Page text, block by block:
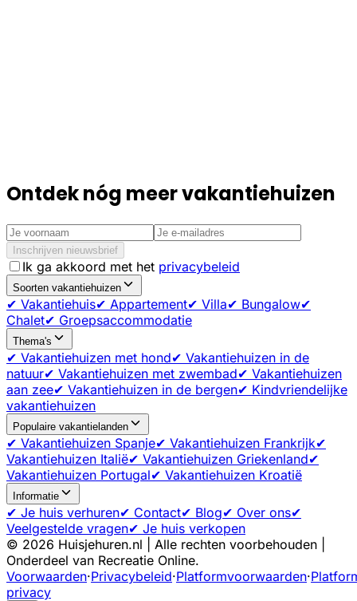
Ontdek nóg meer vakantiehuizen
Inschrijven nieuwsbrief
Ik ga akkoord met het privacybeleid
Soorten vakantiehuizen
✔ Vakantiehuis✔ Appartement✔ Villa✔ Bungalow✔
Chalet✔ Groepsaccommodatie
Thema's
✔ Vakantiehuizen met hond✔ Vakantiehuizen in de
natuur✔ Vakantiehuizen met zwembad✔ Vakantiehuizen
aan zee✔ Vakantiehuizen in de bergen✔ Kindvriendelijke
vakantiehuizen
Populaire vakantielanden
✔ Vakantiehuizen Spanje✔ Vakantiehuizen Frankrijk✔
Vakantiehuizen Italië✔ Vakantiehuizen Griekenland✔
Vakantiehuizen Portugal✔ Vakantiehuizen Kroatië
Informatie
✔ Je huis verhuren✔ Contact✔ Blog✔ Over ons✔
Veelgestelde vragen✔ Je huis verkopen
© 2026 Huisjehuren.nl | Alle rechten voorbehouden |
Onderdeel van Recreatie Online.
Voorwaarden·Privacybeleid·Platformvoorwaarden·
privacy